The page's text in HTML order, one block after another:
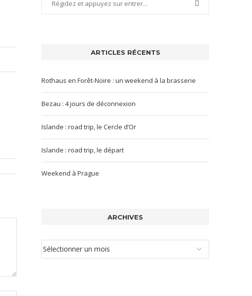
ARTICLES RÉCENTS
Rothaus en Forêt-Noire : un weekend à la brasserie
Bezau : 4 jours de déconnexion
Islande : road trip, le Cercle d’Or
Islande : road trip, le départ
Weekend à Prague
ARCHIVES